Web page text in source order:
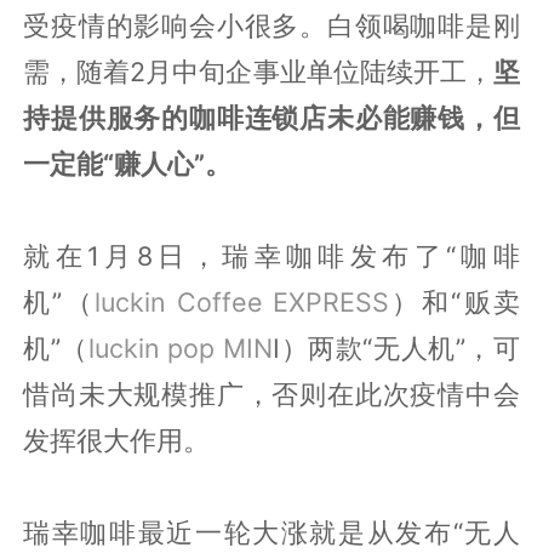
受疫情的影响会小很多。白领喝咖啡是刚
需，随着2月中旬企事业单位陆续开工， 坚
持提供服务的咖啡连锁店未必能赚钱，但
一定能“赚人心”。
就在1月8日，瑞幸咖啡发布了“咖啡
机”（ luckin Coffee EXPRESS ）和“贩卖
机”（luckin pop MINI）两款“无人机”，可
惜尚未大规模推广，否则在此次疫情中会
发挥很大作用。
瑞幸咖啡最近一轮大涨就是从发布“无人